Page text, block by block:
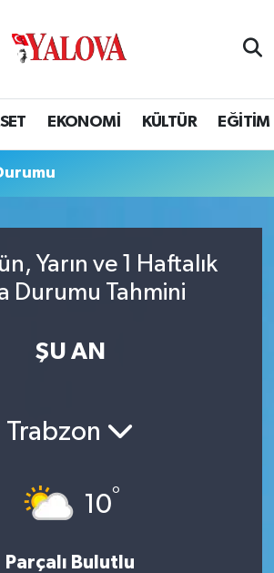
EKONOMİ KÜLTÜR EĞİTİM
Yarın ve 1 Haftalık
Durumu Tahmini
ŞU AN
Trabzon
10°
Parçalı Bulutlu
Eczaneler
Durumu
ve Fikstür
Haberleri